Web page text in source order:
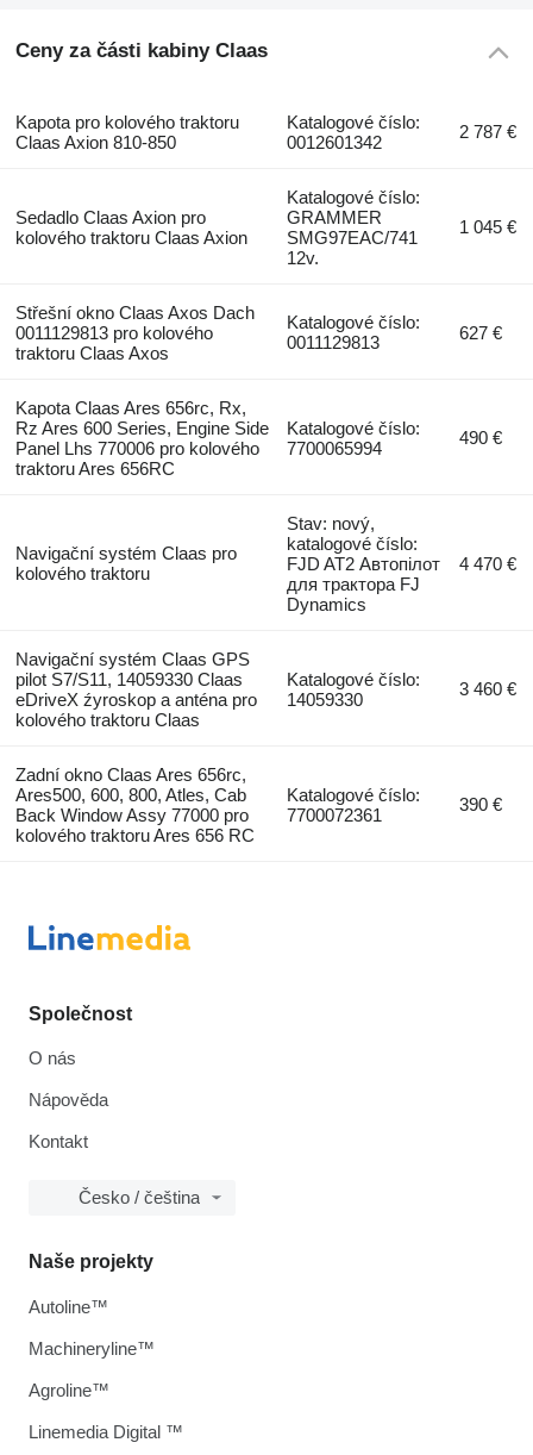
Ceny za části kabiny Claas
Kapota pro kolového traktoru
Claas Axion 810-850
Katalogové číslo:
0012601342
2 787 €
Sedadlo Claas Axion pro
kolového traktoru Claas Axion
Katalogové číslo:
GRAMMER
SMG97EAC/741
12v.
1 045 €
Střešní okno Claas Axos Dach
0011129813 pro kolového
traktoru Claas Axos
Katalogové číslo:
0011129813
627 €
Kapota Claas Ares 656rc, Rx,
Rz Ares 600 Series, Engine Side
Panel Lhs 770006 pro kolového
traktoru Ares 656RC
Katalogové číslo:
7700065994
490 €
Navigační systém Claas pro
kolového traktoru
Stav: nový,
katalogové číslo:
FJD AT2 Автопілот
для трактора FJ
Dynamics
4 470 €
Navigační systém Claas GPS
pilot S7/S11, 14059330 Claas
eDriveX źyroskop a anténa pro
kolového traktoru Claas
Katalogové číslo:
14059330
3 460 €
Zadní okno Claas Ares 656rc,
Ares500, 600, 800, Atles, Cab
Back Window Assy 77000 pro
kolového traktoru Ares 656 RC
Katalogové číslo:
7700072361
390 €
Společnost
O nás
Nápověda
Kontakt
Česko / čeština
Naše projekty
Autoline™
Machineryline™
Agroline™
Linemedia Digital ™